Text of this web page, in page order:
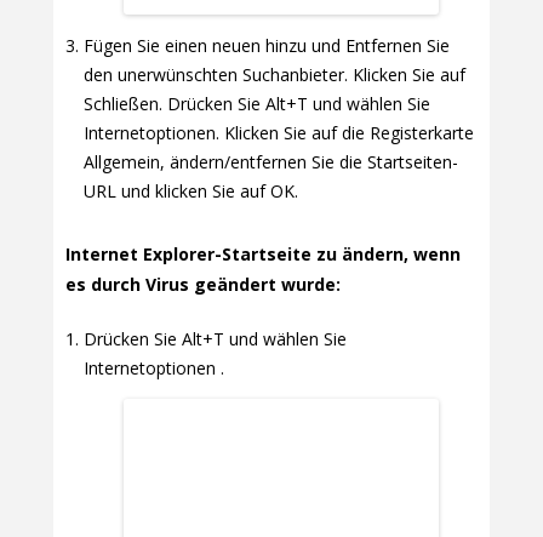
Fügen Sie einen neuen hinzu und Entfernen Sie
den unerwünschten Suchanbieter. Klicken Sie auf
Schließen. Drücken Sie Alt+T und wählen Sie
Internetoptionen. Klicken Sie auf die Registerkarte
Allgemein, ändern/entfernen Sie die Startseiten-
URL und klicken Sie auf OK.
Internet Explorer-Startseite zu ändern, wenn
es durch Virus geändert wurde:
Drücken Sie Alt+T und wählen Sie
Internetoptionen .